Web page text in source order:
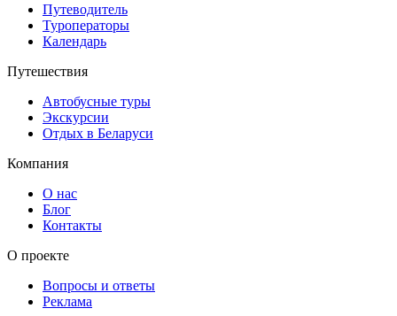
Путеводитель
Туроператоры
Календарь
Путешествия
Автобусные туры
Экскурсии
Отдых в Беларуси
Компания
О нас
Блог
Контакты
О проекте
Вопросы и ответы
Реклама